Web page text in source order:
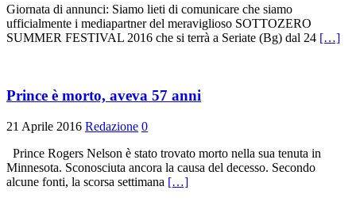
Giornata di annunci: Siamo lieti di comunicare che siamo
ufficialmente i mediapartner del meraviglioso SOTTOZERO
SUMMER FESTIVAL 2016 che si terrà a Seriate (Bg) dal 24 […]
Prince è morto, aveva 57 anni
21 Aprile 2016 Redazione 0
Prince Rogers Nelson è stato trovato morto nella sua tenuta in
Minnesota. Sconosciuta ancora la causa del decesso. Secondo
alcune fonti, la scorsa settimana […]